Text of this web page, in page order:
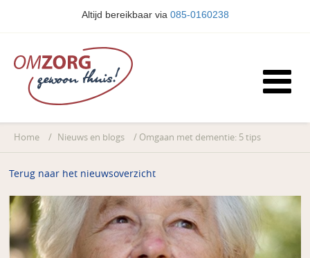
Altijd bereikbaar via 085-0160238
Home / Nieuws en blogs / Omgaan met dementie: 5 tips
Terug naar het nieuwsoverzicht